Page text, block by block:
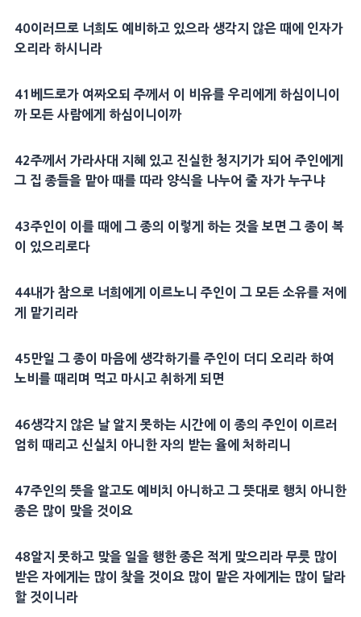
40이러므로 너희도 예비하고 있으라 생각지 않은 때에 인자가
오리라 하시니라
41 베드로가 여짜오되 주께서 이 비유를 우리에게 하심이니이
까 모든 사람에게 하심이니이까
42주께서 가라사대 지혜 있고 진실한 청지기 가 되어 주인에게
그 집 종들을 맡아 때를 따라 양식을 나누어 줄 자가 누구냐
43주인이 이를 때에 그 종의 이렇게 하는 것을 보면 그 종이 복
이 있으리로다
44내가 참으로 너희에게 이르노니 주인이 그 모든 소유를 저에
게 맡기리라
45만일 그 종이 마음에 생각하기를 주인이 더디 오리라 하여
노비를 때리며 먹고 마시고 취하게 되면
46생각지 않은 날 알지 못하는 시간에 이 종의 주인이 이르러
엄히 때리고 신실치 아니한 자의 받는 율에 처하리니
47주인의 뜻을 알고도 예비치 아니하고 그 뜻대로 행치 아니한
종은 많이 맞을 것이요
48알지 못하고 맞을 일을 행한 종은 적게 맞으리라 무릇많이
받은 자에게는 많이 찾을 것이요 많이 맡은 자에게는 많이 달라
할 것이니라